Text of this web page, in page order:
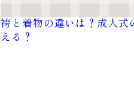
袴と着物の違いは？成人式
える？